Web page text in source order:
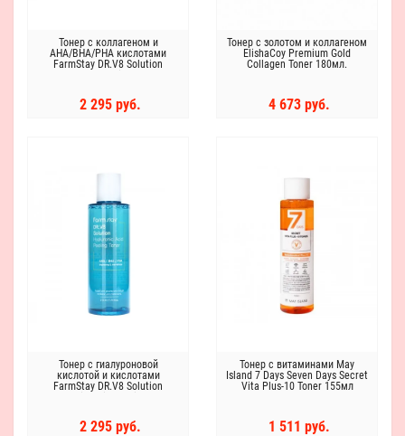
Тонер с коллагеном и
AHA/BHA/PHA кислотами
FarmStay DR.V8 Solution
Collagen Peeling Toner
2 295 руб.
Тонер с золотом и коллагеном
ElishaCoy Premium Gold
Collagen Toner 180мл.
4 673 руб.
Тонер с гиалуроновой
кислотой и кислотами
FarmStay DR.V8 Solution
Hyaluronic Acid Peeling Toner
2 295 руб.
Тонер с витаминами May
Island 7 Days Seven Days Secret
Vita Plus-10 Toner 155мл
1 511 руб.